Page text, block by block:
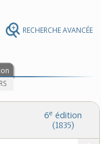
RECHERCHE AVANCÉE
6e édition
(1835)